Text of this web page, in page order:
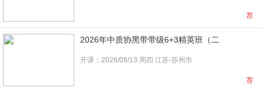
荐
2026年中质协黑带带级6+3精英班（二
开课：2026/08/13 周四 江苏-苏州市
荐